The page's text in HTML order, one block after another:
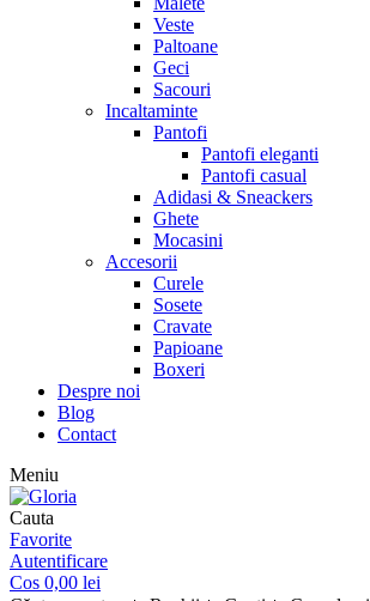
Veste
Paltoane
Geci
Sacouri
Incaltaminte
Pantofi
Pantofi eleganti
Pantofi casual
Adidasi & Sneackers
Ghete
Mocasini
Accesorii
Curele
Sosete
Cravate
Papioane
Boxeri
Despre noi
Blog
Contact
Meniu
Cauta
Favorite
Autentificare
Cos 0,00 lei